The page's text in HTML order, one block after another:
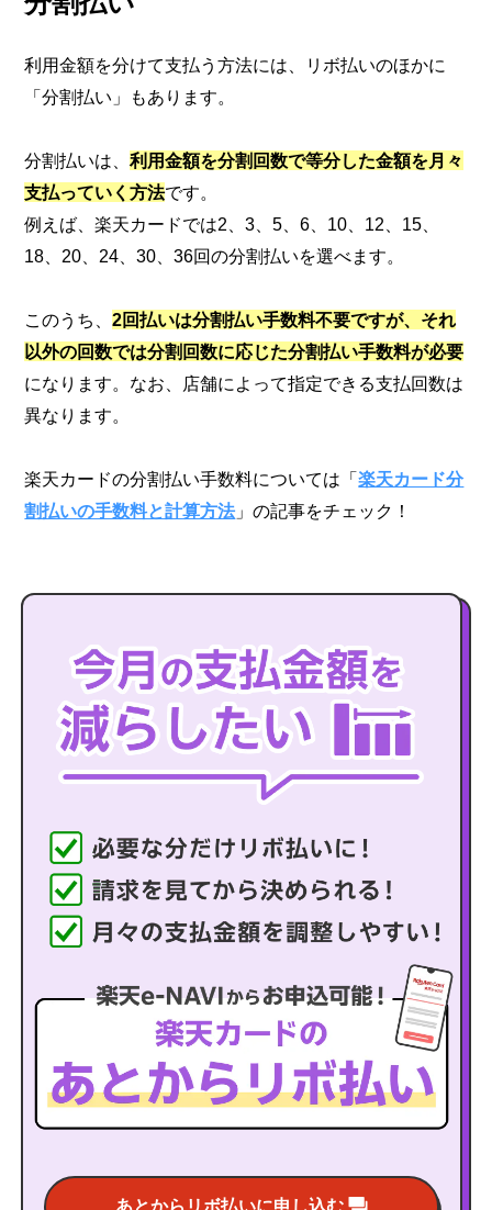
利用金額を分けて支払う方法には、リボ払いのほかに
「分割払い」もあります。
分割払いは、利用金額を分割回数で等分した金額を月々
支払っていく方法です。
例えば、楽天カードでは2、3、5、6、10、12、15、
18、20、24、30、36回の分割払いを選べます。
このうち、2回払いは分割払い手数料不要ですが、それ
以外の回数では分割回数に応じた分割払い手数料が必要
になります。なお、店舗によって指定できる支払回数は
異なります。
楽天カードの分割払い手数料については「楽天カード分
割払いの手数料と計算方法」の記事をチェック！
あとからリボ払いに申し込む